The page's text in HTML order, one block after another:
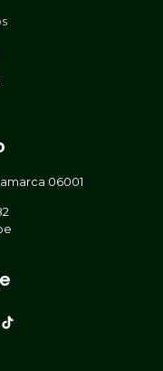
06001